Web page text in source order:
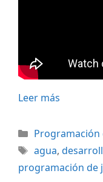
Leer más
Categorías
Programación
Etiquetas
agua,
programación de